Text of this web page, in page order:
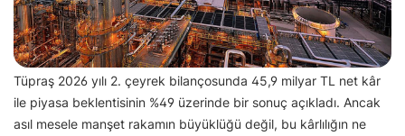
Tüpraş 2026 yılı 2. çeyrek bilançosunda 45,9 milyar TL net kâr
ile piyasa beklentisinin %49 üzerinde bir sonuç açıkladı. Ancak
asıl mesele manşet rakamın büyüklüğü değil, bu kârlılığın ne